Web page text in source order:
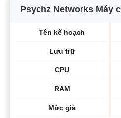
Psychz Networks Máy
Tên kế hoạch
Lưu trữ
CPU
RAM
Mức giá